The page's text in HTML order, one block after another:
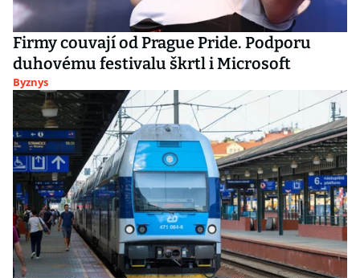
Firmy couvají od Prague Pride. Podporu
duhovému festivalu škrtl i Microsoft
Byznys